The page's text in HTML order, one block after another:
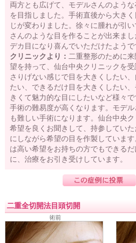
両方とも広げて、モデルさんのよう
を目指しました。手術直後から大き
じが変わりました。徐々に腫れが引
さんのような目を作ることが出来まし
デカ目になり喜んでいただけたようで
クリニックより： 二重整形のために
望を持って、仙台中央クリニックを受
さりげない感じで目を大きくしたい
たい、できるだけ目を大きくしたい
きくて魅力的な目にしたいなど様々
手術の難易度が高くなります。モデ
も難しい手術になります。仙台中央
希望を良くお聞きして、持参してい
にしながら希望の目を作製していま
は高い希望をお持ちの方でもできる
に、治療をお引き受けしています。
二重全切開法目頭切開
術前